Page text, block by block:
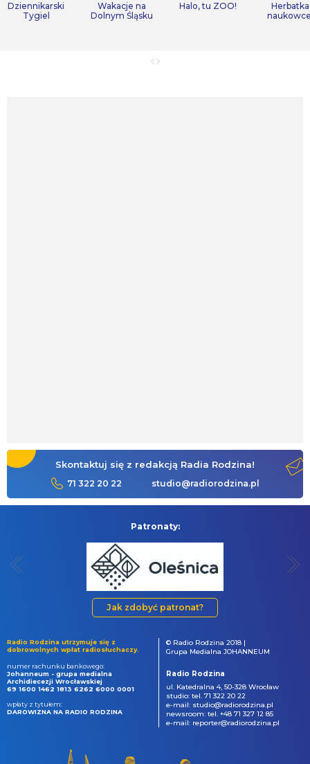
Dziennikarski
Tygiel
Wakacje na
Dolnym Śląsku
Halo, tu ZOO!
Skontaktuj się z redakcją Radia Rodzina!
71 322 20 22 studio@radiorodzina.pl
Patronaty:
Jak zdobyć patronat?
Radio Rodzina utrzymuje się z
dobrowolnych wpłat radiosłuchaczy.
numer rachunku bankowego:
Johanneum - grupa medialna
Archidiecezji Wrocławskiej
69 1600 1462 1813 6262 6000 0001
wpłaty z tytułem:
DAROWIZNA NA RADIO RODZINA
© Radio Rodzina 2018 |
Grupa Medialna JOHANNEUM
Radio Rodzina
ul. Katedralna 4, 50-328 Wrocław
studio: tel. 71 322 20 22
e-mail: studio@radiorodzina.pl
newsroom: tel. +48 71 327 12 85
e-mail: reporter@radiorodzina.pl